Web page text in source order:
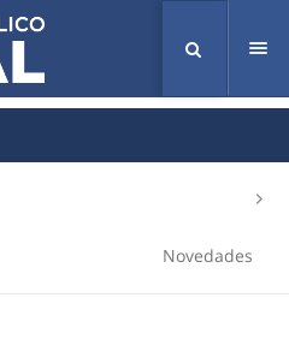
Novedades